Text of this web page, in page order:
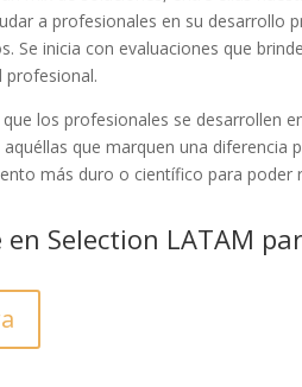
a profesionales en su desarrollo
Se inicia con evaluaciones que
profesional.
los profesionales se desarrollen
que marquen una
más duro o científico para poder
Selection LATAM